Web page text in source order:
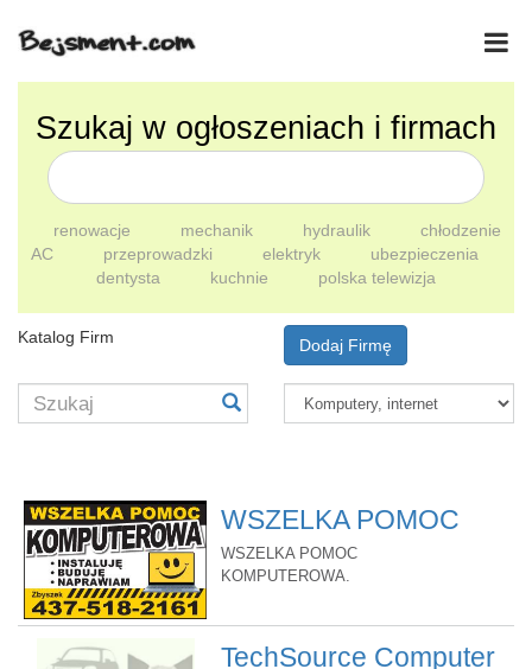
Szukaj w ogłoszeniach i firmach
renowacje mechanik hydraulik
chłodzenie
AC
przeprowadzki elektryk
ubezpieczenia
dentysta
kuchnie polska telewizja
Katalog Firm Dodaj Firmę
WSZELKA POMOC
KOMPUTEROWA
WSZELKA POMOC
KOMPUTEROWA.
tańsze a dobre komputery
TechSource Computer